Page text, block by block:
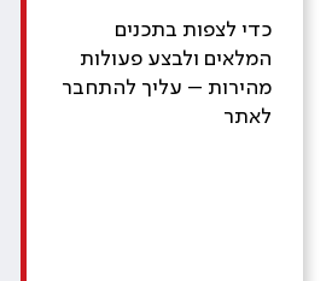
כדי לצפות בתכנים
המלאים ולבצע פעולות
מהירות – עליך להתחבר
לאתר